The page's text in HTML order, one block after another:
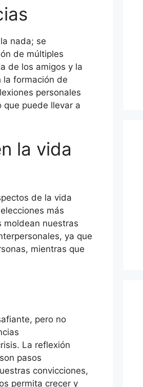
nada; se
de múltiples
de los amigos y la
la formación de
personales
puede llevar a
la vida
de la vida
más
moldean nuestras
ya que
mientras que
pero no
La reflexión
pasos
convicciones,
permita crecer y